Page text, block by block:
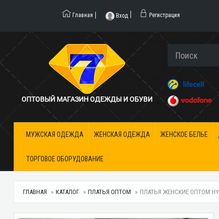
Главная Вход Регистрация
ОПТОВЫЙ МАГАЗИН ОДЕЖДЫ И ОБУВИ
МУЖСКАЯ ОДЕЖДА ЖЕНСКАЯ ОДЕЖДА ЖЕНСКОЕ БЕЛЬЕ
ТОРГОВОЕ ОБОРУДОВАНИЕ
ГЛАВНАЯ КАТАЛОГ ПЛАТЬЯ ОПТОМ ПЛАТЬЯ ЖЕНСКИЕ ОПТОМ